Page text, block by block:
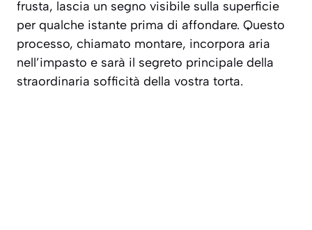
frusta, lascia un segno visibile sulla superficie
per qualche istante prima di affondare. Questo
processo, chiamato montare, incorpora aria
nell’impasto e sarà il segreto principale della
straordinaria sofficità della vostra torta.